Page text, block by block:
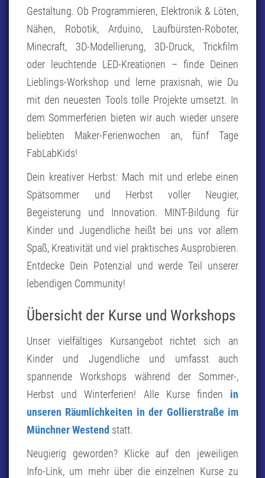
Gestaltung. Ob Programmieren, Elektronik & Löten,
Nähen, Robotik, Arduino, Laufbürsten-Roboter,
Minecraft, 3D-Modellierung, 3D-Druck, Trickfilm
oder leuchtende LED-Kreationen – finde Deinen
Lieblings-Workshop und lerne praxisnah, wie Du
mit den neuesten Tools tolle Projekte umsetzt. In
dem Sommerferien bieten wir auch wieder unsere
beliebten Maker-Ferienwochen an, fünf Tage
FabLabKids!
Dein kreativer Herbst: Mach mit und erlebe einen
Spätsommer und Herbst voller Neugier,
Begeisterung und Innovation. MINT-Bildung für
Kinder und Jugendliche heißt bei uns vor allem
Spaß, Kreativität und viel praktisches Ausprobieren.
Entdecke Dein Potenzial und werde Teil unserer
lebendigen Community!
Übersicht der Kurse und Workshops
Unser vielfältiges Kursangebot richtet sich an
Kinder und Jugendliche und umfasst auch
spannende Workshops während der Sommer-,
Herbst und Winterferien! Alle Kurse finden in
unseren Räumlichkeiten in der Gollierstraße im
Münchner Westend statt.
Neugierig geworden? Klicke auf den jeweiligen
Info-Link, um mehr über die einzelnen Kurse zu